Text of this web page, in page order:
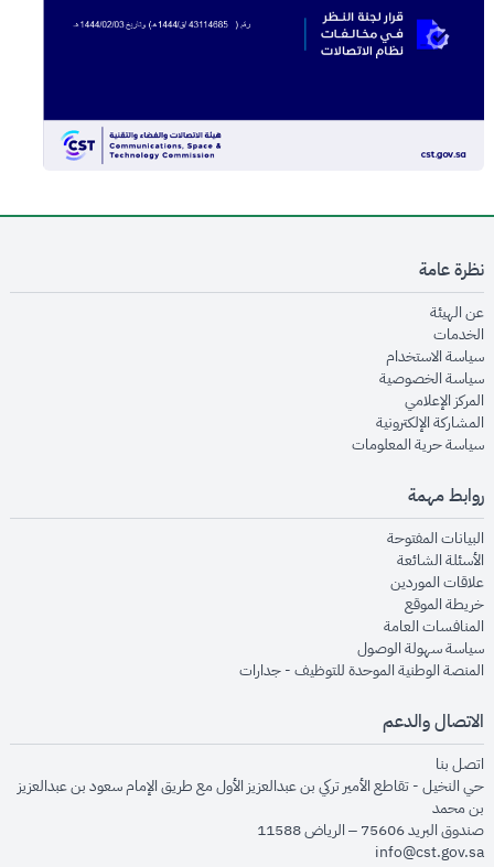
نظرة عامة
عن الهيئةopens in new window
الخدماتopens in new window
سياسة الاستخدام
سياسة الخصوصيةopens in new window
المركز الإعلاميopens in new window
المشاركة الإلكترونيةopens in new window
سياسة حرية المعلوماتopens in new window
روابط مهمة
البيانات المفتوحةopens in new window
الأسئلة الشائعةopens in new window
علاقات الموردينopens in new window
خريطة الموقعopens in new window
المنافسات العامةopens in new window
سياسة سهولة الوصولopens in new window
المنصة الوطنية الموحدة للتوظيف - جداراتopens in new window
الاتصال والدعم
اتصل بنا
حي النخيل - تقاطع الأمير تركي بن عبدالعزيز الأول مع طريق الإمام سعود بن عبدالعزيز
بن محمد
صندوق البريد 75606 – الرياض 11588
info@cst.gov.sa